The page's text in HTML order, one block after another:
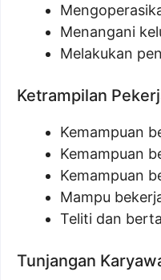
Menangani
Melakukan
Ketrampilan
Kemampuan
Kemampuan
Kemampuan
Mampu
Teliti dan
Tunjangan